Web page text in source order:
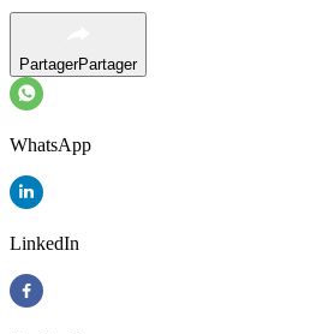
PartagerPartager
WhatsApp
LinkedIn